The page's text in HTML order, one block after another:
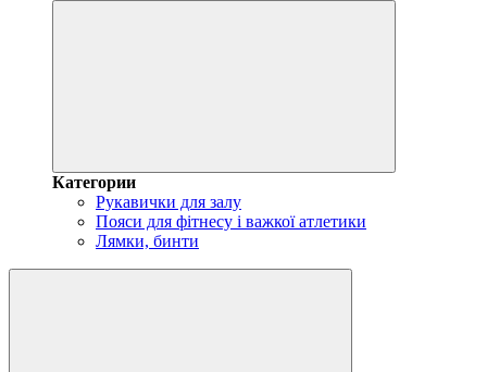
Категории
Рукавички для залу
Пояси для фітнесу і важкої атлетики
Лямки, бинти